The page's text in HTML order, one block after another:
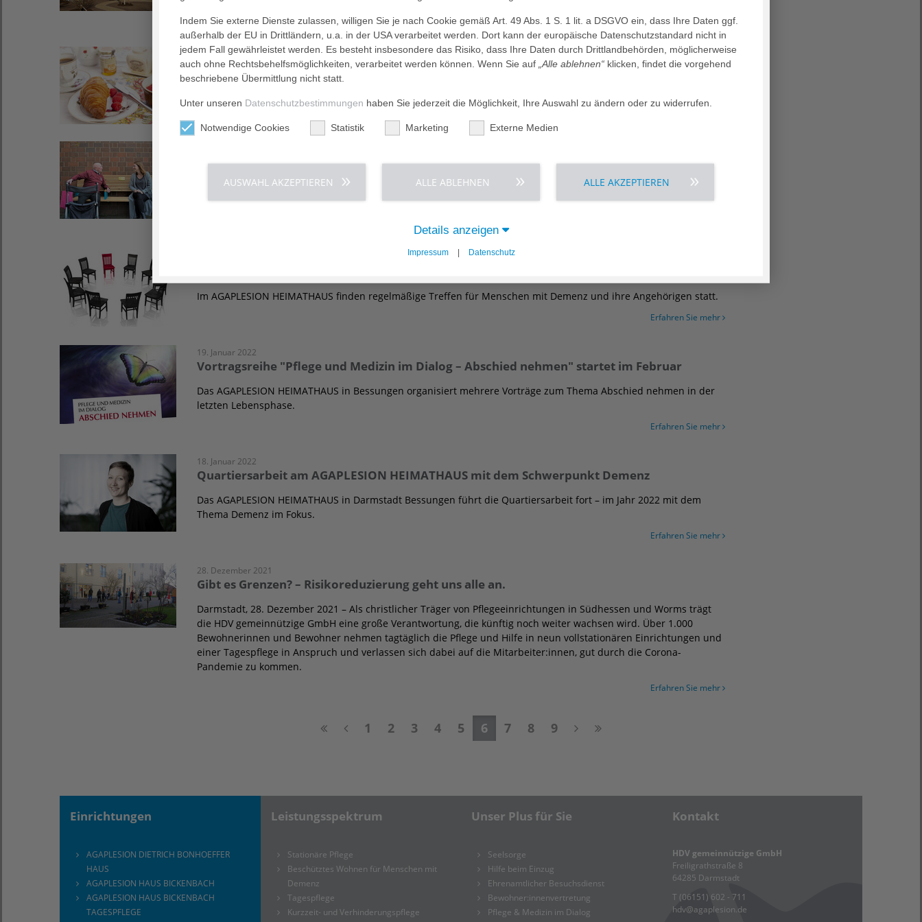
Erfahren Sie mehr
21. April 2022
Demenz-Frühstück im AGAPLESION HEIMATHAUS
„Babbel-Bänke“ gegen zunehmende Einsamkeit im Alter
Vor dem AGAPLESION HEIMATHAUS in Darmstadt Bessungen wird die erste „Babbel-Bank“ eingeweiht – weitere
Standorte sollen folgen.
Im AGAPLESION HEIMATHAUS finden regelmäßige Treffen für Menschen mit Demenz und ihre Angehörigen statt.
Erfahren Sie mehr
19. Januar 2022
Vortragsreihe "Pflege und Medizin im Dialog – Abschied nehmen" startet im Februar
Das AGAPLESION HEIMATHAUS in Bessungen organisiert mehrere Vorträge zum Thema Abschied nehmen in der
letzten Lebensphase.
Erfahren Sie mehr
18. Januar 2022
Quartiersarbeit am AGAPLESION HEIMATHAUS mit dem Schwerpunkt Demenz
Das AGAPLESION HEIMATHAUS in Darmstadt Bessungen führt die Quartiersarbeit fort – im Jahr 2022 mit dem
Thema Demenz im Fokus.
Erfahren Sie mehr
28. Dezember 2021
Gibt es Grenzen? – Risikoreduzierung geht uns alle an.
Darmstadt, 28. Dezember 2021 – Als christlicher Träger von Pflegeeinrichtungen in Südhessen und Worms trägt
die HDV gemeinnützige GmbH eine große Verantwortung, die künftig noch weiter wachsen wird. Über 1.000
Bewohnerinnen und Bewohner nehmen tagtäglich die Pflege und Hilfe in neun vollstationären Einrichtungen und
einer Tagespflege in Anspruch und verlassen sich dabei auf die Mitarbeiter:innen, gut durch die Corona-
Pandemie zu kommen.
Erfahren Sie mehr
1 2 3 4 5 6 7 8 9
Einrichtungen
AGAPLESION DIETRICH BONHOEFFER
HAUS
AGAPLESION HAUS BICKENBACH
AGAPLESION HAUS BICKENBACH
TAGESPFLEGE
Leistungsspektrum
Stationäre Pflege
Beschütztes Wohnen für Menschen mit
Demenz
Tagespflege
Kurzzeit- und Verhinderungspflege
Unser Plus für Sie
Seelsorge
Hilfe beim Einzug
Ehrenamtlicher Besuchsdienst
Bewohner:innenvertretung
Pflege & Medizin im Dialog
Kontakt
HDV gemeinnützige GmbH
Freiligrathstraße 8
64285 Darmstadt
T (06151) 602 - 711
hdv@agaplesion.de
Indem Sie externe Dienste zulassen, willigen Sie je nach Cookie gemäß Art. 49 Abs. 1 S. 1 lit. a DSGVO ein, dass Ihre Daten ggf.
außerhalb der EU in Drittländern, u.a. in der USA verarbeitet werden. Dort kann der europäische Datenschutzstandard nicht in
jedem Fall gewährleistet werden. Es besteht insbesondere das Risiko, dass Ihre Daten durch Drittlandbehörden, möglicherweise
auch ohne Rechtsbehelfsmöglichkeiten, verarbeitet werden können. Wenn Sie auf „Alle ablehnen“ klicken, findet die vorgehend
beschriebene Übermittlung nicht statt.
Unter unseren Datenschutzbestimmungen haben Sie jederzeit die Möglichkeit, Ihre Auswahl zu ändern oder zu widerrufen.
Notwendige Cookies Statistik Marketing Externe Medien
AUSWAHL AKZEPTIEREN ALLE ABLEHNEN ALLE AKZEPTIEREN
Details anzeigen
Impressum | Datenschutz